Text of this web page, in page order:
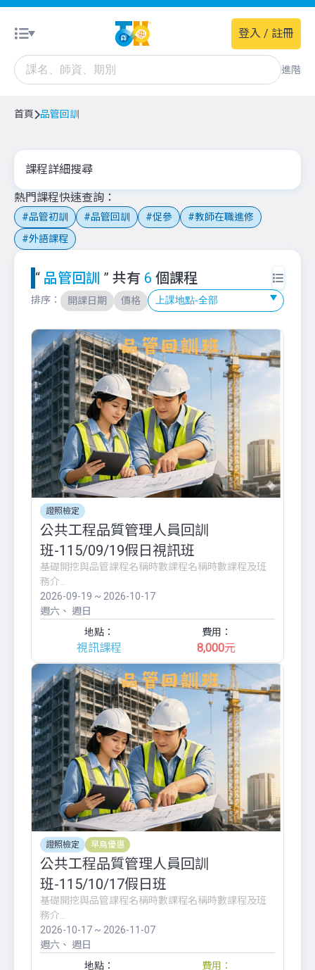
進階
登入 / 註冊
首頁 品管回訓
課程詳細搜尋
熱門課程快速查詢
品管初訓 品管回訓 促參
教師在職進修
外語課程
“ 品管回訓 ” 共有 6 個課程
排序： 開課日期 價格
證照檢定
公共工程品質管理人員回訓
班-115/09/19假日視訊班
基礎開挖與品管課程名稱時數課程名稱時數課程及班
務介...
2026-09-19 ~ 2026-10-17
週六
週日
地點：
視訊課程
費用：
8,000元
證照檢定 早鳥優惠
公共工程品質管理人員回訓
班-115/10/17假日班
基礎開挖與品管課程名稱時數課程名稱時數課程及班
務介...
2026-10-17 ~ 2026-11-07
週六
週日
地點：
費用：